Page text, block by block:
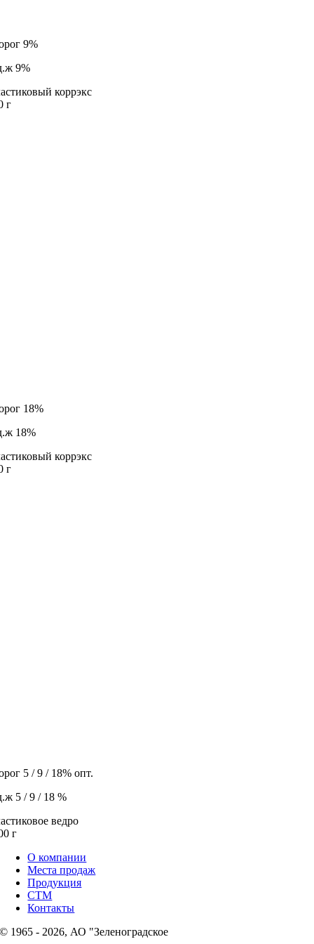
9%
9%
коррэкс
г
18%
18%
коррэкс
г
5 / 9 / 18% опт.
5 / 9 / 18 %
ведро
г
О компании
Места продаж
Продукция
СТМ
Контакты
© 1965 - 2026, АО "Зеленоградское